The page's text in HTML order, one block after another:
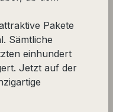
Rubrik
Ihnen hochwertige,
die
nahezu
Pakete
Sämtliche
einhundert
Jetzt auf der